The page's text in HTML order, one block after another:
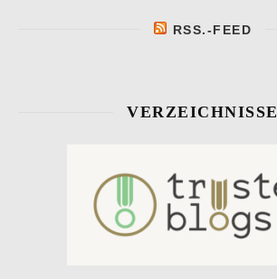
RSS.-FEED
VERZEICHNISSE